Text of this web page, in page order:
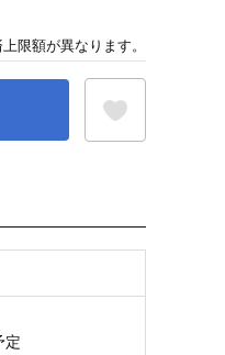
定
限額が異なります。